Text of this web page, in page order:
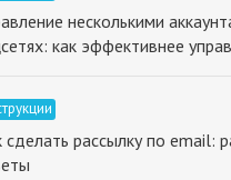
несколькими
как эффективнее
сделать рассылку по email: